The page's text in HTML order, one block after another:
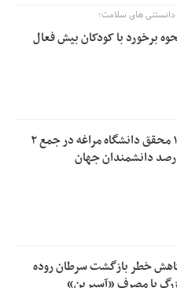
دانستنی های سلامت؛
برخورد با کودکان بیش فعال
۱۰ محقق دانشگاه مراغه در جمع ۲
دانشمندان جهان
خطر بازگشت سرطان روده